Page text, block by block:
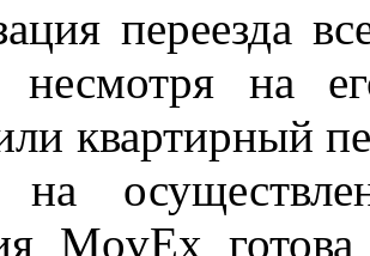
переезда
несмотря на
квартирный
MovEx